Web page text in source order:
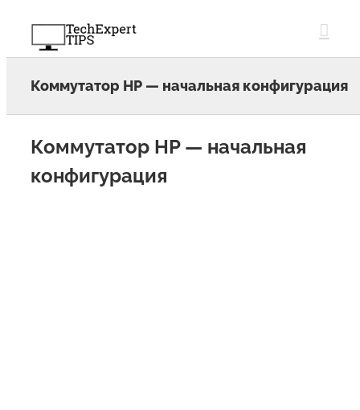
content
Коммутатор HP — начальная конфигурация
Коммутатор HP — начальная
конфигурация